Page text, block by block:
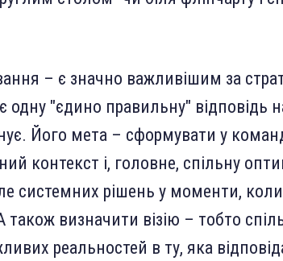
– є значно важливішим за
одну "єдино правильну" відповідь
Його мета – сформувати у
контекст і, головне, спільну
системних рішень у моменти,
також визначити візію – тобто
реальностей в ту, яка